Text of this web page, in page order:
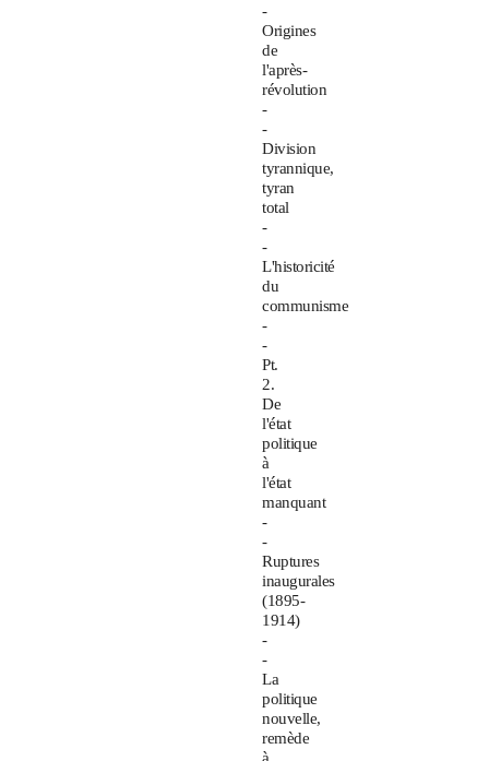
-
Origines
de
l'après-
révolution
-
-
Division
tyrannique,
tyran
total
-
-
L'historicité
du
communisme
-
-
Pt.
2.
De
l'état
politique
à
l'état
manquant
-
-
Ruptures
inaugurales
(1895-
1914)
-
-
La
politique
nouvelle,
remède